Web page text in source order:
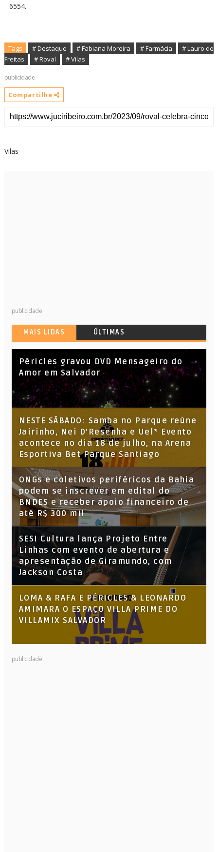
6554.
Tags # Destaque # Fabiana Moreira # Farmácia
# Lauro de
Freitas
# Roval # Vilas
publicidade
Compartilhe
Vilas
publicidade
MAIS LIDAS ÚLTIMAS
Péricles gravou DVD Mensageiro do
Amor em Salvador
NESTE SÁBADO: Samba no Parque reúne
Jairinho, Nei D’Resenha e Uel* Evento
acontece no dia 18 de julho, na Arena
Esportiva Bet Parque Santiago
ONGs e coletivos periféricos da Bahia
podem se inscrever em edital do
BNDES e receber apoio financeiro de
até R$ 300 mil
SESI Cultura lança Projeto Entre
Linhas com evento de abertura e
apresentação de Giramundo, com
Jackson Costa
LOMA & RAFA E PÉRICLES & LEONARDO
AMIMARA O ESPAÇO VILLA PRIME DO
VILLAMIX SALVADOR
publicidade